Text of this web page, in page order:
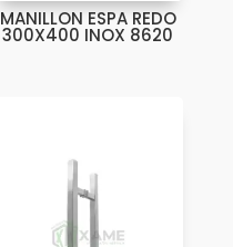
MANILLON ESPA REDO
300X400 INOX 8620